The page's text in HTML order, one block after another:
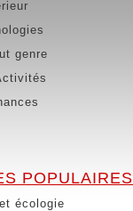
genre
POPULAIRES
écologie